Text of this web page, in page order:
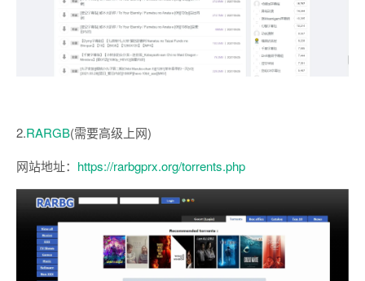
2.RARGB(需要高级上网)
网站地址： https://rarbgprx.org/torrents.php